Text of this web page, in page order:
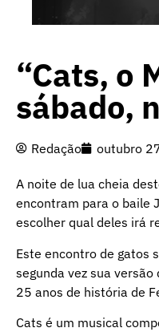
“Cats, o
sábado,
Redação outubro
A noite de lua cheia
encontram para o baile
escolher qual deles irá
Este encontro de gatos
segunda vez sua
25 anos de história de
Cats é um musical